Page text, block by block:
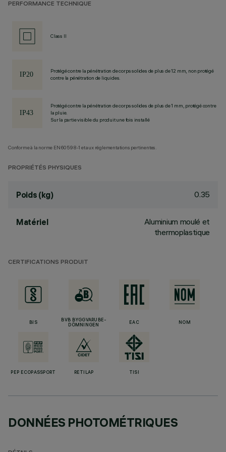
PERFORMANCE TECHNIQUE
Class II
Protégé contre la pénétration de corps solides de plus de 12 mm, non protégé
contre la pénétration de liquides.
Protégé contre la pénétration de corps solides de plus de 1 mm, protégé contre
la pluie.
Sur la partie visible du produit une fois installé
Conforme à la norme EN60598-1 et aux réglementations pertinentes.
PROPRIÉTÉS PHYSIQUES
Poids (kg) 0.35
Matériel
Aluminium moulé et
thermoplastique
CERTIFICATIONS PRODUIT
BIS
BVB BYGGVARUBE-
DÖMNINGEN
EAC NOM
PEP ECOPASSPORT RETILAP TISI
DONNÉES PHOTOMÉTRIQUES